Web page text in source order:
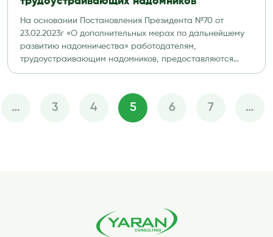
На основании Постановления Президента №70 от
23.02.2023г «О дополнительных мерах по дальнейшему
развитию надомничества» работодателям,
трудоустраивающим надомников, предоставляются
льготы и […]
Пагинация
… 3 4 5 6 7 …